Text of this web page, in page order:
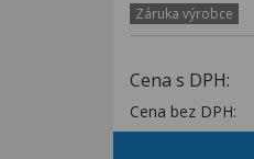
Záruka výrobce
Cena s DPH:
Cena bez DPH: